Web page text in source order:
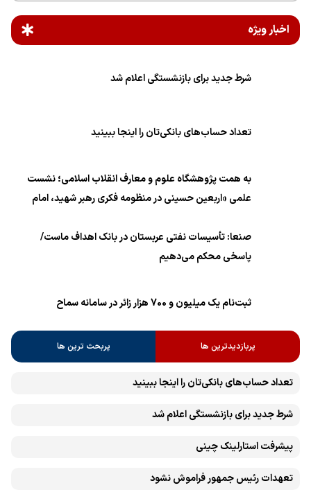
اخبار ویژه
شرط جدید برای بازنشستگی اعلام شد
تعداد حساب‌های بانکی‌تان را اینجا ببینید
به همت پژوهشگاه علوم و معارف انقلاب اسلامی؛ نشست
علمی «اربعین حسینی در منظومه فکری رهبر شهید، امام
صنعا: تأسیسات نفتی عربستان در بانک اهداف ماست/
پاسخی محکم می‌دهیم
ثبت‌نام یک میلیون و 700 هزار زائر در سامانه سماح ‌
پربازدیدترین ها پربحث ترین ها
تعداد حساب‌های بانکی‌تان را اینجا ببینید
شرط جدید برای بازنشستگی اعلام شد
پیشرفت ‏استارلینک چینی
تعهدات رئیس جمهور فراموش نشود